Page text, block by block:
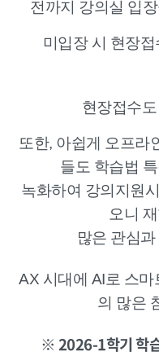
전까지 강의실 입
미입장 시 현장
현장접수
또한, 아쉽게 오프라
들도 학습법
녹화하여 강의지원
오니
많은 관심
AX 시대에 AI로 스
의 많은
※ 2026-1학기 학